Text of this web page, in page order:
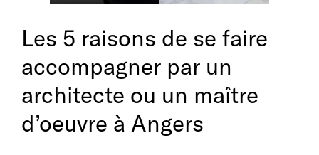
Les 5 raisons de se faire
accompagner par un
architecte ou un maître
d’oeuvre à Angers